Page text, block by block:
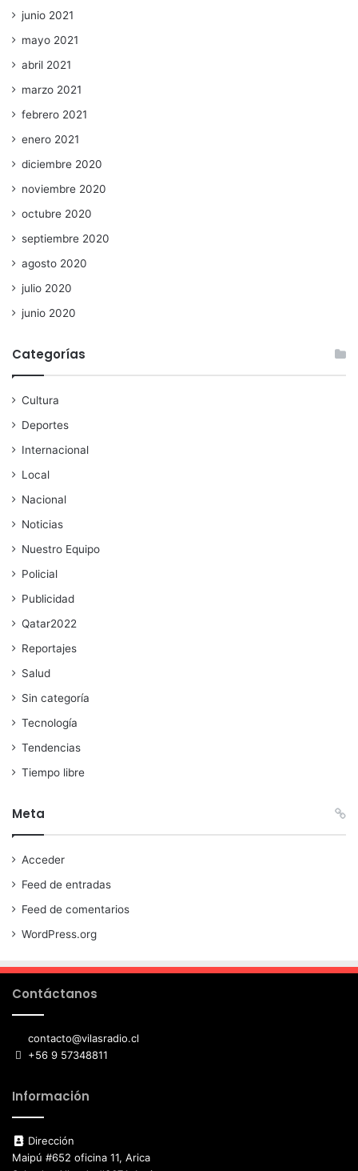
junio 2021
mayo 2021
abril 2021
marzo 2021
febrero 2021
enero 2021
diciembre 2020
noviembre 2020
octubre 2020
septiembre 2020
agosto 2020
julio 2020
junio 2020
Categorías
Cultura
Deportes
Internacional
Local
Nacional
Noticias
Nuestro Equipo
Policial
Publicidad
Qatar2022
Reportajes
Salud
Sin categoría
Tecnología
Tendencias
Tiempo libre
Meta
Acceder
Feed de entradas
Feed de comentarios
WordPress.org
Contáctanos
contacto@vilasradio.cl
+56 9 57348811
Información
Dirección
Maipú #652 oficina 11, Arica